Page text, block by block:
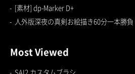
[素材] dp-Marker D+
人外版深夜の真剣お絵描き60分一本勝負
Most Viewed
SAI2 カスタムブラシ